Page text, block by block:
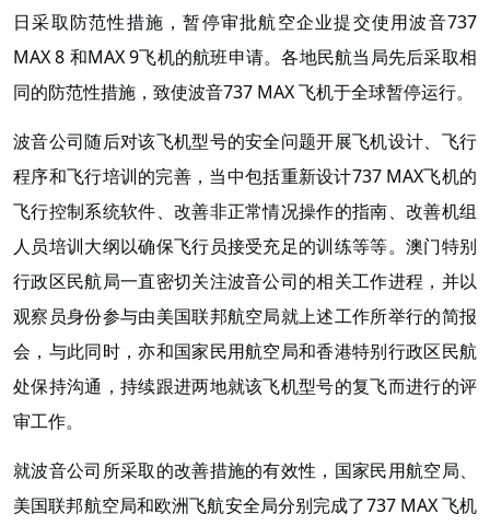
日采取防范性措施，暂停审批航空企业提交使用波音737
MAX 8 和MAX 9飞机的航班申请。各地民航当局先后采取相
同的防范性措施，致使波音737 MAX 飞机于全球暂停运行。
波音公司随后对该飞机型号的安全问题开展飞机设计、飞行
程序和飞行培训的完善，当中包括重新设计737 MAX飞机的
飞行控制系统软件、改善非正常情况操作的指南、改善机组
人员培训大纲以确保飞行员接受充足的训练等等。澳门特别
行政区民航局一直密切关注波音公司的相关工作进程，并以
观察员身份参与由美国联邦航空局就上述工作所举行的简报
会，与此同时，亦和国家民用航空局和香港特别行政区民航
处保持沟通，持续跟进两地就该飞机型号的复飞而进行的评
审工作。
就波音公司所采取的改善措施的有效性，国家民用航空局、
美国联邦航空局和欧洲飞航安全局分别完成了737 MAX 飞机